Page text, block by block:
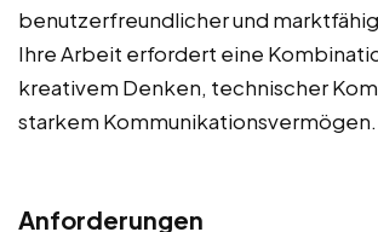
benutzerfreundlicher und
Ihre Arbeit erfordert eine
kreativem Denken, technischer
starkem Kommunikationsvermögen.
Anforderungen